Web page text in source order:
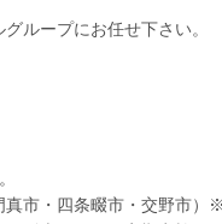
ループにお任せ下さい。
市・四条畷市・交野市）